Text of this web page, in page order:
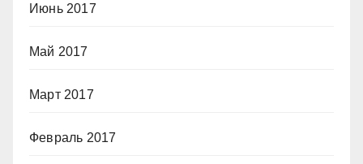
Июнь 2017
Май 2017
Март 2017
Февраль 2017